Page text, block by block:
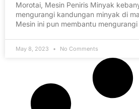
Morotai, Mesin Peniris Minyak
mengurangi kandungan minyak di
Mesin ini pun membantu mengurangi
May 8, 2023 No Comments